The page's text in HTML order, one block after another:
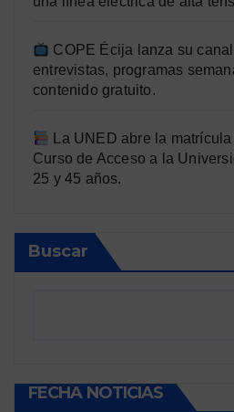
COPE Écija lanza su
entrevistas, programas
contenido gratuito.
La UNED abre la
Curso de Acceso a la
25 y 45 años.
Buscar
FECHA NOTICIAS